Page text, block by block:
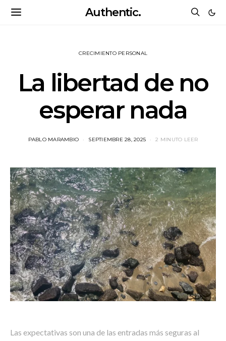
Authentic.
CRECIMIENTO PERSONAL
La libertad de no
esperar nada
PABLO MARAMBIO SEPTIEMBRE 28, 2025 2 MINUTO LEER
Las expectativas son una de las entradas más seguras al